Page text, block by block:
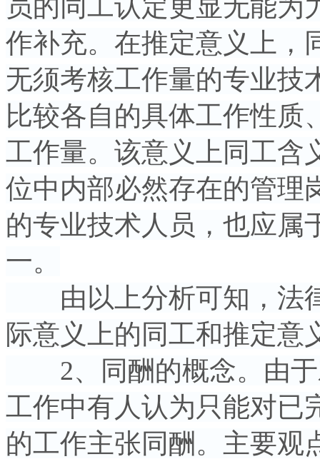
员的同工认定更显无能为
作补充。在推定意义上，
无须考核工作量的专业技
比较各自的具体工作性质
工作量。该意义上同工含
位中内部必然存在的管理
的专业技术人员，也应属
一。
由以上分析可知，法
际意义上的同工和推定意
2、同酬的概念。由于
工作中有人认为只能对已
的工作主张同酬。主要观